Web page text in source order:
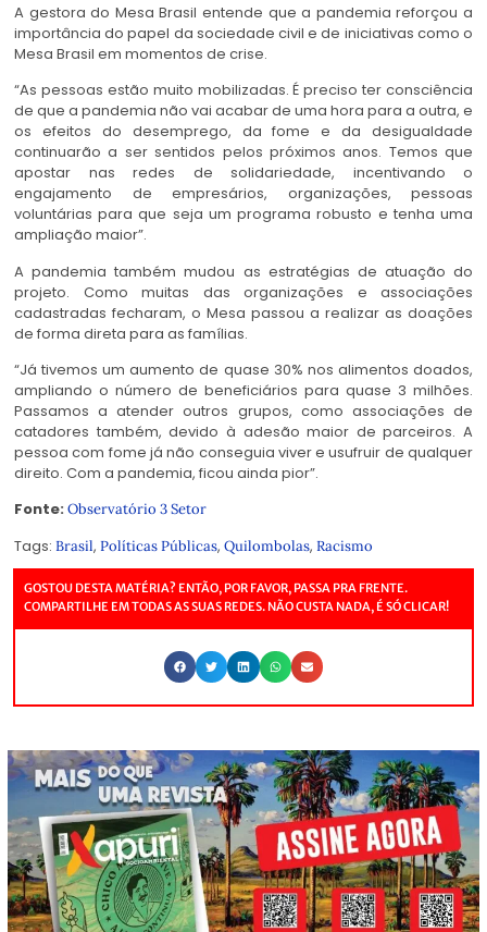
A gestora do Mesa Brasil entende que a pandemia reforçou a
importância do papel da sociedade civil e de iniciativas como o
Mesa Brasil em momentos de crise.
“As pessoas estão muito mobilizadas. É preciso ter consciência
de que a pandemia não vai acabar de uma hora para a outra, e
os efeitos do desemprego, da fome e da desigualdade
continuarão a ser sentidos pelos próximos anos. Temos que
apostar nas redes de solidariedade, incentivando o
engajamento de empresários, organizações, pessoas
voluntárias para que seja um programa robusto e tenha uma
ampliação maior”.
A pandemia também mudou as estratégias de atuação do
projeto. Como muitas das organizações e associações
cadastradas fecharam, o Mesa passou a realizar as doações
de forma direta para as famílias.
“Já tivemos um aumento de quase 30% nos alimentos doados,
ampliando o número de beneficiários para quase 3 milhões.
Passamos a atender outros grupos, como associações de
catadores também, devido à adesão maior de parceiros. A
pessoa com fome já não conseguia viver e usufruir de qualquer
direito. Com a pandemia, ficou ainda pior”.
Fonte: Observatório 3 Setor
Tags: Brasil, Políticas Públicas, Quilombolas, Racismo
GOSTOU DESTA MATÉRIA? ENTÃO, POR FAVOR, PASSA PRA FRENTE.
COMPARTILHE EM TODAS AS SUAS REDES. NÃO CUSTA NADA, É SÓ CLICAR!